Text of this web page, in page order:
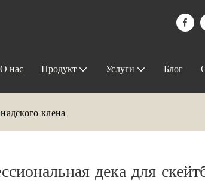
О нас Продукт Услуги Блог
клена
дека для